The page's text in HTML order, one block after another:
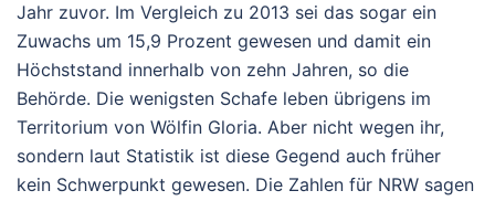
Jahr zuvor. Im Vergleich zu 2013 sei das sogar ein
Zuwachs um 15,9 Prozent gewesen und damit ein
Höchststand innerhalb von zehn Jahren, so die
Behörde. Die wenigsten Schafe leben übrigens im
Territorium von Wölfin Gloria. Aber nicht wegen ihr,
sondern laut Statistik ist diese Gegend auch früher
kein Schwerpunkt gewesen. Die Zahlen für NRW sagen